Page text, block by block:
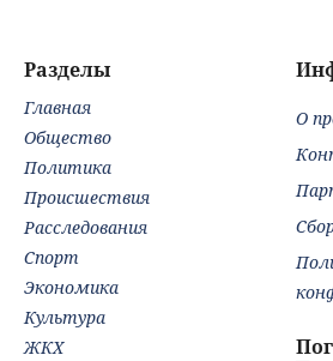
Разделы
Главная
Общество
Политика
Происшествия
Расследования
Спорт
Экономика
Культура
ЖКХ
О